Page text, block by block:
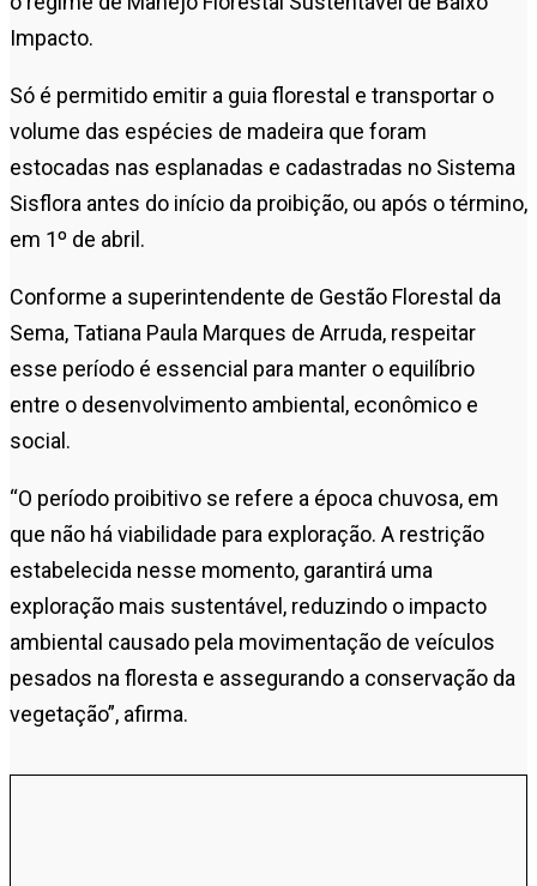
Impacto.
Só é permitido emitir a guia florestal e transportar o
volume das espécies de madeira que foram
estocadas nas esplanadas e cadastradas no Sistema
Sisflora antes do início da proibição, ou após o término,
em 1º de abril.
Conforme a superintendente de Gestão Florestal da
Sema, Tatiana Paula Marques de Arruda, respeitar
esse período é essencial para manter o equilíbrio
entre o desenvolvimento ambiental, econômico e
social.
“O período proibitivo se refere a época chuvosa, em
que não há viabilidade para exploração. A restrição
estabelecida nesse momento, garantirá uma
exploração mais sustentável, reduzindo o impacto
ambiental causado pela movimentação de veículos
pesados na floresta e assegurando a conservação da
vegetação”, afirma.